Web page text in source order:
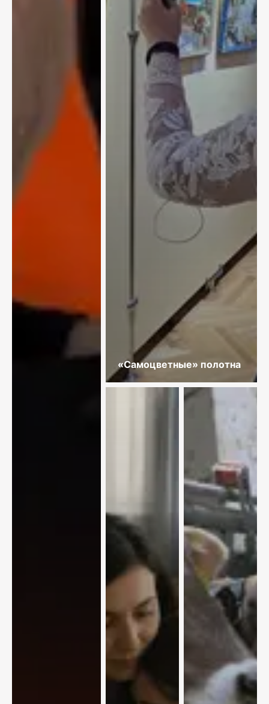
«Самоцветные» полотна